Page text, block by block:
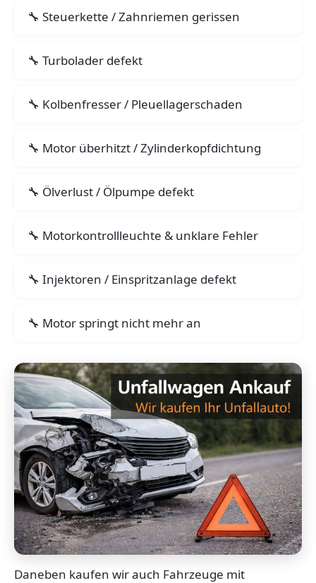
Steuerkette / Zahnriemen gerissen
Turbolader defekt
Kolbenfresser / Pleuellagerschaden
Motor überhitzt / Zylinderkopfdichtung
Ölverlust / Ölpumpe defekt
Motorkontrollleuchte & unklare Fehler
Injektoren / Einspritzanlage defekt
Motor springt nicht mehr an
Daneben kaufen wir auch Fahrzeuge mit